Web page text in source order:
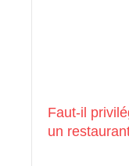
Faut-il
un